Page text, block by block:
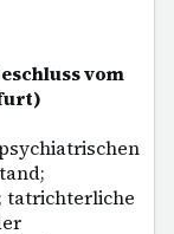
vom
tatrichterliche